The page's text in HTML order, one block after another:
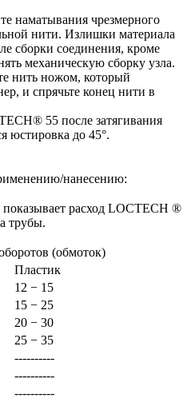
чрезмерного
нити. Излишки материала
сборки соединения, кроме
механическую сборку узла.
нить ножом, который
и спрячьте конец нити в
55 после затягивания
юстировка до 45°.
нанесению:
расход LOCTECH ®
трубы.
(обмоток)
Пластик
12 − 15
15 − 25
20 − 30
25 − 35
----------
----------
----------